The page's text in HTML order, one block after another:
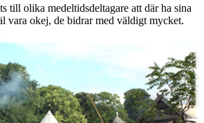
till olika medeltidsdeltagare att där ha sina
vara okej, de bidrar med väldigt mycket.